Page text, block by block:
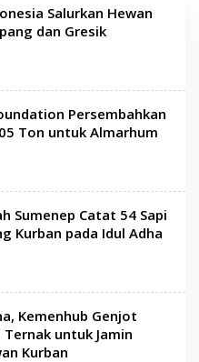
Salurkan Hewan
dan Gresik
Persembahkan
Ton untuk Almarhum
Sumenep Catat 54 Sapi
Kurban pada Idul Adha
Kemenhub Genjot
Ternak untuk Jamin
Kurban